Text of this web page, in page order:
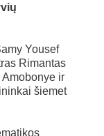
Yousef
Rimantas
ir
šiemet